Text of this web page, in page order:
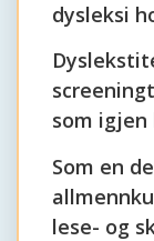
dysleksi
som
Som en
lese- og